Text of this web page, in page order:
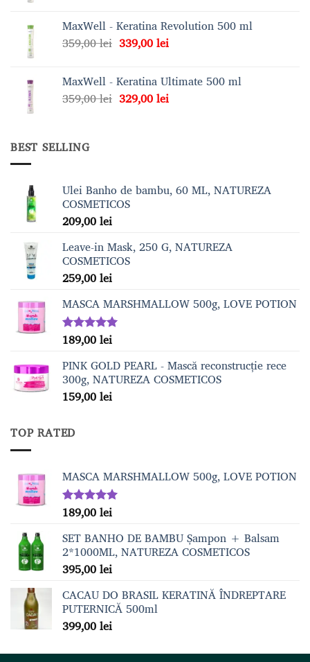
fost:
359,00 lei.
329,00 lei.
MaxWell - Keratina Revolution 500 ml
359,00lei Prețul
fost:
359,00 lei.
339,00leiPrețul
339,00 lei.
MaxWell - Keratina Ultimate 500 ml
359,00lei Prețul
329,00leiPrețul
BEST SELLING
Ulei Banho de bambu, 60 ML, NATUREZA
COSMETICOS
209,00lei
Leave-in Mask, 250 G, NATUREZA
COSMETICOS
259,00lei
MASCA MARSHMALLOW 500g, LOVE POTION
Evaluat la
5.00din 5
189,00lei
PINK GOLD PEARL - Mască reconstrucție rece
300g, NATUREZA COSMETICOS
159,00lei
TOP RATED
MASCA MARSHMALLOW 500g, LOVE POTION
Evaluat la
5.00din 5
189,00lei
SET BANHO DE BAMBU Șampon + Balsam
2*1000ML, NATUREZA COSMETICOS
395,00lei
CACAU DO BRASIL KERATINĂ ÎNDREPTARE
PUTERNICĂ 500ml
399,00lei